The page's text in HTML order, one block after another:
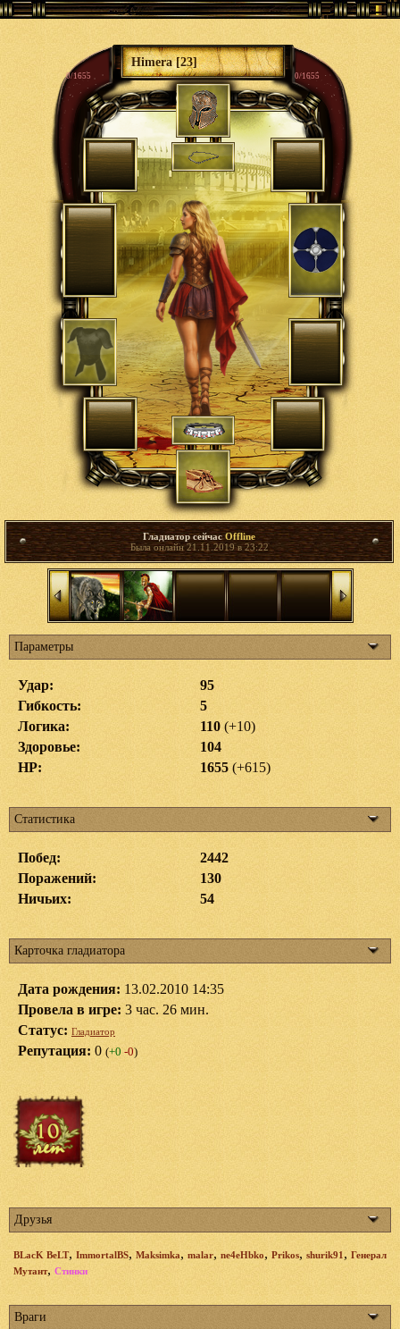
Himera [23]
0/1655 0/1655
Гладиатор сейчасOffline
Была онлайн 21.11.2019 в 23:22
Параметры
Удар:
95
Гибкость:
5
Логика:
110 (+10)
Здоровье:
104
HP:
1655 (+615)
Статистика
Побед:
2442
Поражений:
130
Ничьих:
54
Карточка гладиатора
Дата рождения: 13.02.2010 14:35
Провела в игре: 3 час. 26 мин.
Статус: Гладиатор
Репутация: 0 (+0 -0)
Друзья
BLacK BeLT, ImmortalBS, Maksimka, malar, ne4eHbko, Prikos, shurik91 , Генерал
Мутант, Стинки
Враги